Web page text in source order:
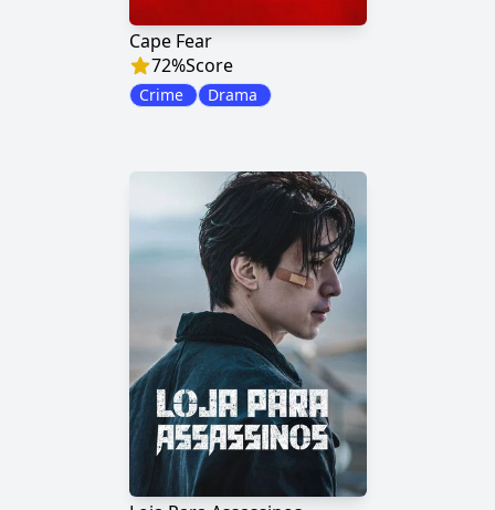
Cape Fear
72%Score
Crime Drama